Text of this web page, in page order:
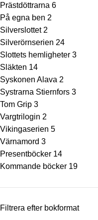
Prästdöttrarna 6
På egna ben 2
Silverslottet 2
Silverörnserien 24
Slottets hemligheter 3
Släkten 14
Syskonen Alava 2
Systrarna Stiernfors 3
Tom Grip 3
Vargtrilogin 2
Vikingaserien 5
Värnamord 3
Presentböcker 14
Kommande böcker 19
Filtrera efter bokformat